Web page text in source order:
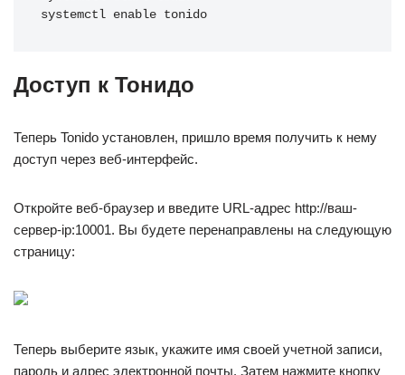
systemctl enable tonido
Доступ к Тонидо
Теперь Tonido установлен, пришло время получить к нему
доступ через веб-интерфейс.
Откройте веб-браузер и введите URL-адрес http://ваш-
сервер-ip:10001. Вы будете перенаправлены на следующую
страницу:
Теперь выберите язык, укажите имя своей учетной записи,
пароль и адрес электронной почты. Затем нажмите кнопку